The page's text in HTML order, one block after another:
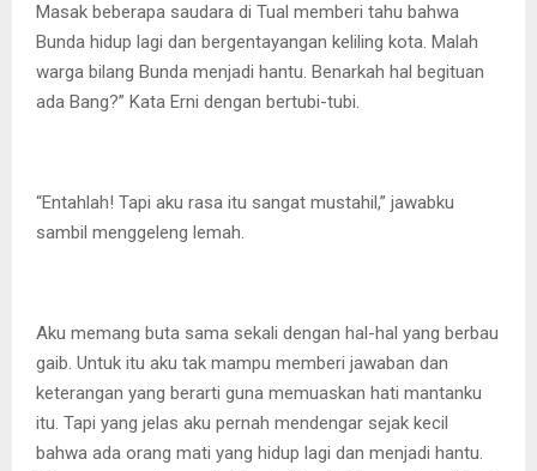
Masak beberapa saudara di Tual memberi tahu bahwa
Bunda hidup lagi dan bergentayangan keliling kota. Malah
warga bilang Bunda menjadi hantu. Benarkah hal begituan
ada Bang?” Kata Erni dengan bertubi-tubi.
“Entahlah! Tapi aku rasa itu sangat mustahil,” jawabku
sambil menggeleng lemah.
Aku memang buta sama sekali dengan hal-hal yang berbau
gaib. Untuk itu aku tak mampu memberi jawaban dan
keterangan yang berarti guna memuaskan hati mantanku
itu. Tapi yang jelas aku pernah mendengar sejak kecil
bahwa ada orang mati yang hidup lagi dan menjadi hantu.